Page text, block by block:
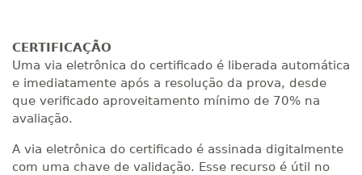
CERTIFICAÇÃO
Uma via eletrônica do certificado é liberada automática
e imediatamente após a resolução da prova, desde
que verificado aproveitamento mínimo de 70% na
avaliação.
A via eletrônica do certificado é assinada digitalmente
com uma chave de validação. Esse recurso é útil no